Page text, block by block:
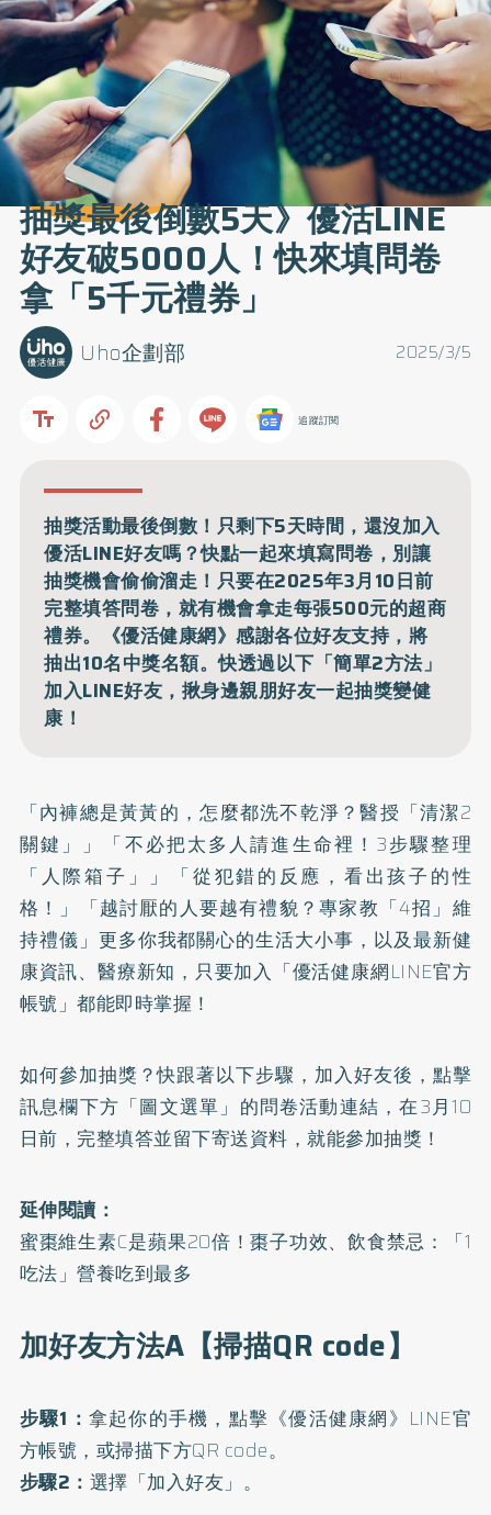
抽獎最後倒數5天》優活LINE
好友破5000人！快來填問卷
拿「5千元禮券」
2025/3/5
Uho企劃部
追蹤訂閱
抽獎活動最後倒數！只剩下5天時間，還沒加入
優活LINE好友嗎？快點一起來填寫問卷，別讓
抽獎機會偷偷溜走！只要在2025年3月10日前
完整填答問卷，就有機會拿走每張500元的超商
禮券。《優活健康網》感謝各位好友支持，將
抽出10名中獎名額。快透過以下「簡單2方法」
加入LINE好友，揪身邊親朋好友一起抽獎變健
康！
「內褲總是黃黃的，怎麼都洗不乾淨？醫授「清潔2
關鍵」
」「不必把太多人請進生命裡！3步驟整理
「人際箱子」
」「從犯錯的反應，看出孩子的性
格！ 」「越討厭的人要越有禮貌？專家教「4招」維
持禮儀 」更多你我都關心的生活大小事，以及最新健
康資訊、醫療新知，只要加入「優活健康網LINE官方
帳號」都能即時掌握！
如何參加抽獎？快跟著以下步驟，加入好友後，點擊
訊息欄下方「圖文選單」的問卷活動連結，在3月10
日前，完整填答並留下寄送資料，就能參加抽獎！
延伸閱讀：
蜜棗維生素C是蘋果20倍！棗子功效、飲食禁忌：「1
吃法」營養吃到最多
加好友方法A【掃描QR code】
步驟1： 拿起你的手機，點擊 《優活健康網》LINE官
方帳號 ，或掃描下方QR code。
步驟2： 選擇「加入好友」。